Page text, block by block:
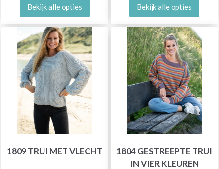
Bekijk alle opties Bekijk alle opties
1809 TRUI MET VLECHT
1804 GESTREEPTE TRUI
IN VIER KLEUREN